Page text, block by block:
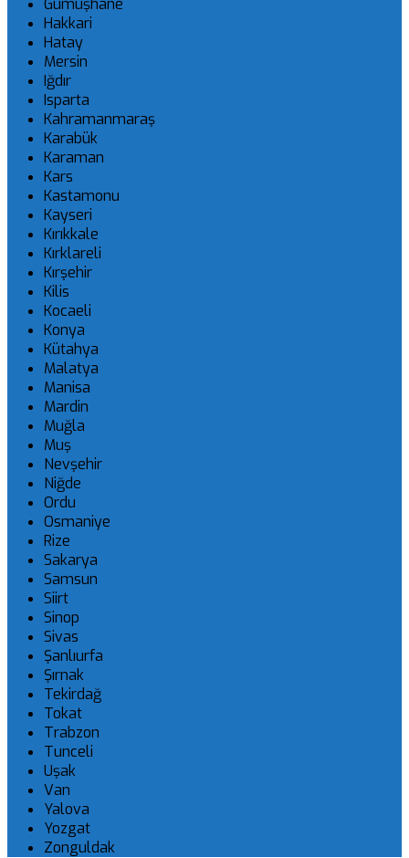
Gümüşhane
Hakkari
Hatay
Mersin
Iğdır
Isparta
Kahramanmaraş
Karabük
Karaman
Kars
Kastamonu
Kayseri
Kırıkkale
Kırklareli
Kırşehir
Kilis
Kocaeli
Konya
Kütahya
Malatya
Manisa
Mardin
Muğla
Muş
Nevşehir
Niğde
Ordu
Osmaniye
Rize
Sakarya
Samsun
Siirt
Sinop
Sivas
Şanlıurfa
Şırnak
Tekirdağ
Tokat
Trabzon
Tunceli
Uşak
Van
Yalova
Yozgat
Zonguldak